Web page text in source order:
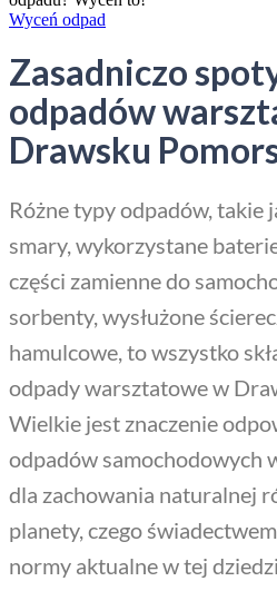
Wyceń odpad
Zasadniczo
odpadów
Drawsku
Różne typy odpadów, takie
smary, wykorzystane
części zamienne do
sorbenty, wysłużone
hamulcowe, to wszystko
odpady warsztatowe w
Wielkie jest znaczenie
odpadów samochodowych
dla zachowania naturalnej
planety, czego
normy aktualne w tej